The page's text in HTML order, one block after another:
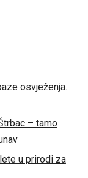
osvježenja.
– tamo
u prirodi za